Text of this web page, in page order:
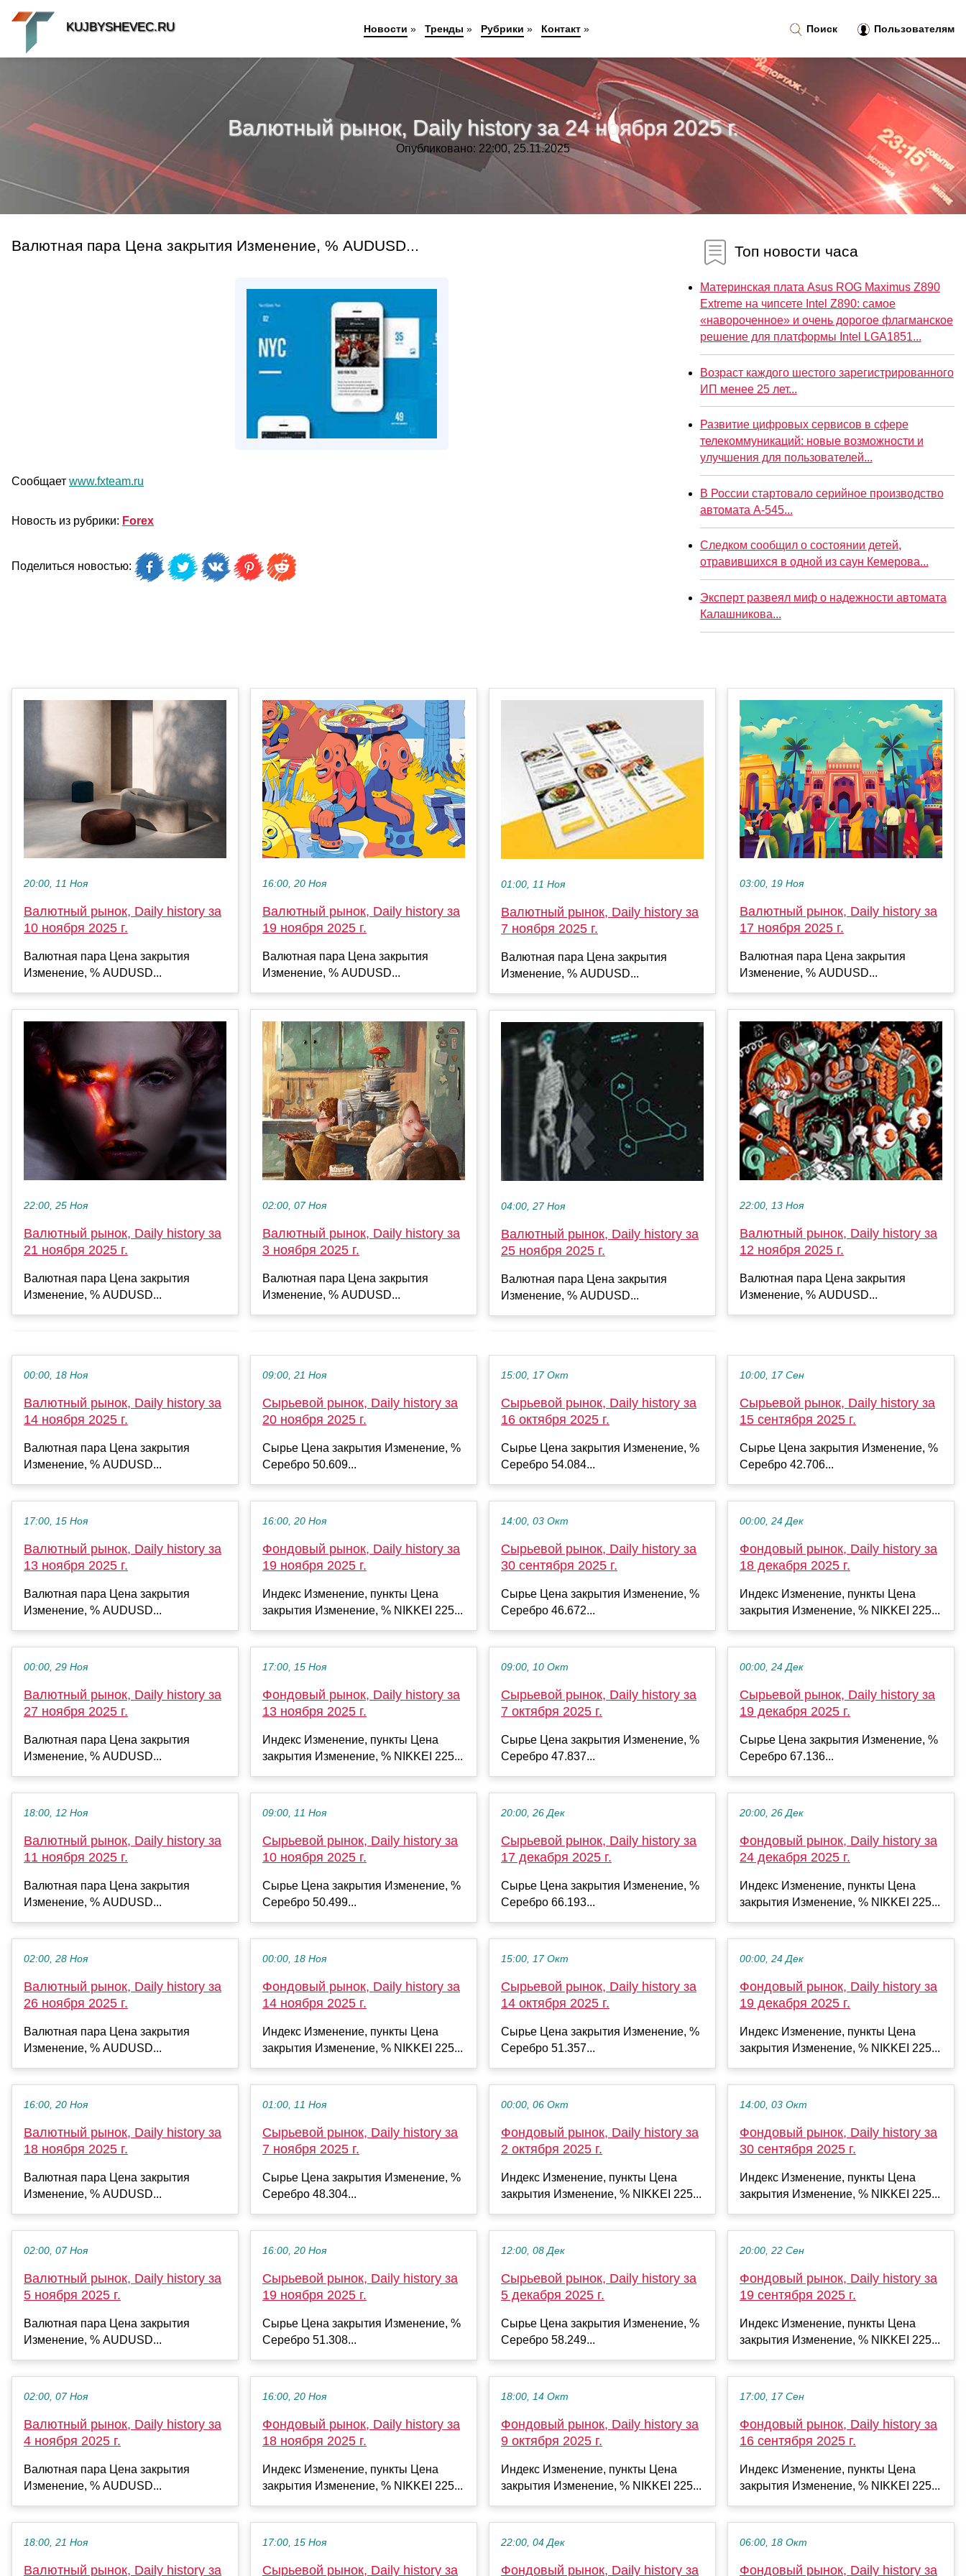
Валютный рынок, Daily history за 24 ноября 2025 г.
Опубликовано: 22:00, 25.11.2025
Валютная пара Цена закрытия Изменение, % AUDUSD...
Сообщает www.fxteam.ru
Новость из рубрики: Forex
Поделиться новостью:
Топ новости часа
Материнская плата Asus ROG Maximus Z890
Extreme на чипсете Intel Z890: самое
«навороченное» и очень дорогое флагманское
решение для платформы Intel LGA1851...
Возраст каждого шестого зарегистрированного
ИП менее 25 лет...
Развитие цифровых сервисов в сфере
телекоммуникаций: новые возможности и
улучшения для пользователей...
В России стартовало серийное производство
автомата А-545...
Следком сообщил о состоянии детей,
отравившихся в одной из саун Кемерова...
Эксперт развеял миф о надежности автомата
Калашникова...
20:00, 11 Ноя
Валютный рынок, Daily history за
10 ноября 2025 г.
Валютная пара Цена закрытия
Изменение, % AUDUSD...
22:00, 25 Ноя
Валютный рынок, Daily history за
21 ноября 2025 г.
Валютная пара Цена закрытия
Изменение, % AUDUSD...
16:00, 20 Ноя
Валютный рынок, Daily history за
19 ноября 2025 г.
Валютная пара Цена закрытия
Изменение, % AUDUSD...
02:00, 07 Ноя
Валютный рынок, Daily history за
3 ноября 2025 г.
Валютная пара Цена закрытия
Изменение, % AUDUSD...
01:00, 11 Ноя
Валютный рынок, Daily history за
7 ноября 2025 г.
Валютная пара Цена закрытия
Изменение, % AUDUSD...
04:00, 27 Ноя
Валютный рынок, Daily history за
25 ноября 2025 г.
Валютная пара Цена закрытия
Изменение, % AUDUSD...
03:00, 19 Ноя
Валютный рынок, Daily history за
17 ноября 2025 г.
Валютная пара Цена закрытия
Изменение, % AUDUSD...
22:00, 13 Ноя
Валютный рынок, Daily history за
12 ноября 2025 г.
Валютная пара Цена закрытия
Изменение, % AUDUSD...
00:00, 18 Ноя
Валютный рынок, Daily history за
14 ноября 2025 г.
Валютная пара Цена закрытия
Изменение, % AUDUSD...
17:00, 15 Ноя
Валютный рынок, Daily history за
13 ноября 2025 г.
Валютная пара Цена закрытия
Изменение, % AUDUSD...
00:00, 29 Ноя
Валютный рынок, Daily history за
27 ноября 2025 г.
Валютная пара Цена закрытия
Изменение, % AUDUSD...
18:00, 12 Ноя
Валютный рынок, Daily history за
11 ноября 2025 г.
Валютная пара Цена закрытия
Изменение, % AUDUSD...
02:00, 28 Ноя
Валютный рынок, Daily history за
26 ноября 2025 г.
Валютная пара Цена закрытия
Изменение, % AUDUSD...
16:00, 20 Ноя
Валютный рынок, Daily history за
18 ноября 2025 г.
Валютная пара Цена закрытия
Изменение, % AUDUSD...
02:00, 07 Ноя
Валютный рынок, Daily history за
5 ноября 2025 г.
Валютная пара Цена закрытия
Изменение, % AUDUSD...
02:00, 07 Ноя
Валютный рынок, Daily history за
4 ноября 2025 г.
Валютная пара Цена закрытия
Изменение, % AUDUSD...
18:00, 21 Ноя
Валютный рынок, Daily history за
09:00, 21 Ноя
Сырьевой рынок, Daily history за
20 ноября 2025 г.
Сырье Цена закрытия Изменение, %
Серебро 50.609...
16:00, 20 Ноя
Фондовый рынок, Daily history за
19 ноября 2025 г.
Индекс Изменение, пункты Цена
закрытия Изменение, % NIKKEI 225...
17:00, 15 Ноя
Фондовый рынок, Daily history за
13 ноября 2025 г.
Индекс Изменение, пункты Цена
закрытия Изменение, % NIKKEI 225...
09:00, 11 Ноя
Сырьевой рынок, Daily history за
10 ноября 2025 г.
Сырье Цена закрытия Изменение, %
Серебро 50.499...
00:00, 18 Ноя
Фондовый рынок, Daily history за
14 ноября 2025 г.
Индекс Изменение, пункты Цена
закрытия Изменение, % NIKKEI 225...
01:00, 11 Ноя
Сырьевой рынок, Daily history за
7 ноября 2025 г.
Сырье Цена закрытия Изменение, %
Серебро 48.304...
16:00, 20 Ноя
Сырьевой рынок, Daily history за
19 ноября 2025 г.
Сырье Цена закрытия Изменение, %
Серебро 51.308...
16:00, 20 Ноя
Фондовый рынок, Daily history за
18 ноября 2025 г.
Индекс Изменение, пункты Цена
закрытия Изменение, % NIKKEI 225...
17:00, 15 Ноя
Сырьевой рынок, Daily history за
15:00, 17 Окт
Сырьевой рынок, Daily history за
16 октября 2025 г.
Сырье Цена закрытия Изменение, %
Серебро 54.084...
14:00, 03 Окт
Сырьевой рынок, Daily history за
30 сентября 2025 г.
Сырье Цена закрытия Изменение, %
Серебро 46.672...
09:00, 10 Окт
Сырьевой рынок, Daily history за
7 октября 2025 г.
Сырье Цена закрытия Изменение, %
Серебро 47.837...
20:00, 26 Дек
Сырьевой рынок, Daily history за
17 декабря 2025 г.
Сырье Цена закрытия Изменение, %
Серебро 66.193...
15:00, 17 Окт
Сырьевой рынок, Daily history за
14 октября 2025 г.
Сырье Цена закрытия Изменение, %
Серебро 51.357...
00:00, 06 Окт
Фондовый рынок, Daily history за
2 октября 2025 г.
Индекс Изменение, пункты Цена
закрытия Изменение, % NIKKEI 225...
12:00, 08 Дек
Сырьевой рынок, Daily history за
5 декабря 2025 г.
Сырье Цена закрытия Изменение, %
Серебро 58.249...
18:00, 14 Окт
Фондовый рынок, Daily history за
9 октября 2025 г.
Индекс Изменение, пункты Цена
закрытия Изменение, % NIKKEI 225...
22:00, 04 Дек
Фондовый рынок, Daily history за
10:00, 17 Сен
Сырьевой рынок, Daily history за
15 сентября 2025 г.
Сырье Цена закрытия Изменение, %
Серебро 42.706...
00:00, 24 Дек
Фондовый рынок, Daily history за
18 декабря 2025 г.
Индекс Изменение, пункты Цена
закрытия Изменение, % NIKKEI 225...
00:00, 24 Дек
Сырьевой рынок, Daily history за
19 декабря 2025 г.
Сырье Цена закрытия Изменение, %
Серебро 67.136...
20:00, 26 Дек
Фондовый рынок, Daily history за
24 декабря 2025 г.
Индекс Изменение, пункты Цена
закрытия Изменение, % NIKKEI 225...
00:00, 24 Дек
Фондовый рынок, Daily history за
19 декабря 2025 г.
Индекс Изменение, пункты Цена
закрытия Изменение, % NIKKEI 225...
14:00, 03 Окт
Фондовый рынок, Daily history за
30 сентября 2025 г.
Индекс Изменение, пункты Цена
закрытия Изменение, % NIKKEI 225...
20:00, 22 Сен
Фондовый рынок, Daily history за
19 сентября 2025 г.
Индекс Изменение, пункты Цена
закрытия Изменение, % NIKKEI 225...
17:00, 17 Сен
Фондовый рынок, Daily history за
16 сентября 2025 г.
Индекс Изменение, пункты Цена
закрытия Изменение, % NIKKEI 225...
06:00, 18 Окт
Фондовый рынок, Daily history за
Поиск Пользователям
KUJBYSHEVEC.RU Новости » Тренды » Рубрики » Контакт»